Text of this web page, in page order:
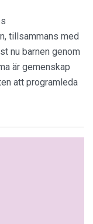
tillsammans med
nu barnen genom
är gemenskap
att programleda